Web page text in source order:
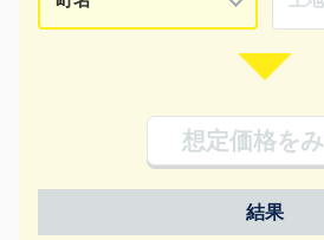
想定価格を
結果